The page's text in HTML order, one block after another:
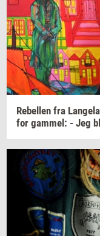
Re­bel­len fra
for gam­mel: - Jeg